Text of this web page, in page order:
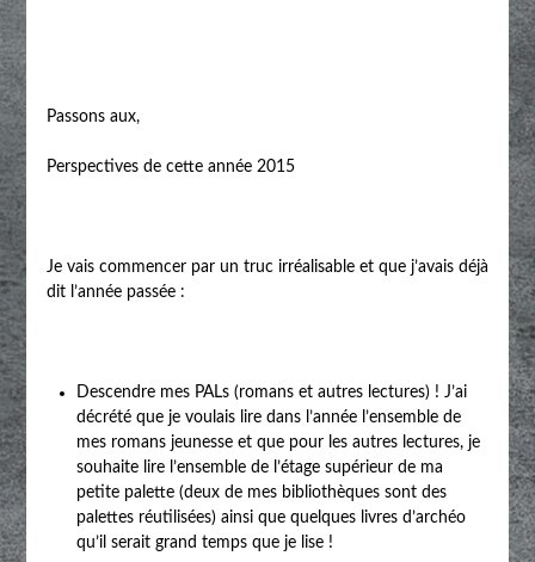
Passons aux,
Perspectives de cette année 2015
Je vais commencer par un truc irréalisable et que j’avais déjà
dit l’année passée :
Descendre mes PALs (romans et autres lectures) ! J’ai
décrété que je voulais lire dans l’année l’ensemble de
mes romans jeunesse et que pour les autres lectures, je
souhaite lire l’ensemble de l’étage supérieur de ma
petite palette (deux de mes bibliothèques sont des
palettes réutilisées) ainsi que quelques livres d’archéo
qu’il serait grand temps que je lise !